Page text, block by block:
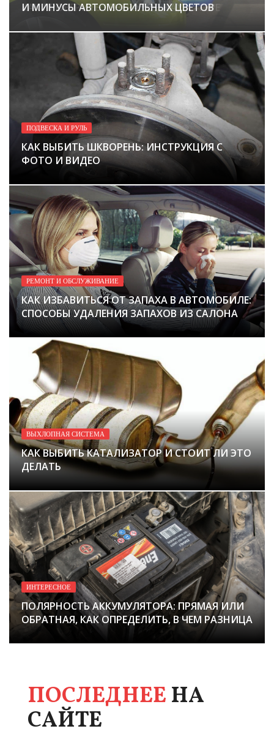
КАК ПРОВЕРИТЬ ГЕНЕРАТОР НА СКУТЕРЕ
И МИНУСЫ АВТОМОБИЛЬНЫХ ЦВЕТОВ
РЕГУЛИРОВКЕ И НАСТРОЙКЕ
ФОТО И ВИДЕО
ПОДВЕСКА И РУЛЬ
КАК ВЫБИТЬ ШКВОРЕНЬ: ИНСТРУКЦИЯ С
ФОТО И ВИДЕО
РЕМОНТ И ОБСЛУЖИВАНИЕ
КАК ИЗБАВИТЬСЯ ОТ ЗАПАХА В АВТОМОБИЛЕ:
СПОСОБЫ УДАЛЕНИЯ ЗАПАХОВ ИЗ САЛОНА
ВЫХЛОПНАЯ СИСТЕМА
КАК ВЫБИТЬ КАТАЛИЗАТОР И СТОИТ ЛИ ЭТО
ДЕЛАТЬ
ИНТЕРЕСНОЕ
ПОЛЯРНОСТЬ АККУМУЛЯТОРА: ПРЯМАЯ ИЛИ
ОБРАТНАЯ, КАК ОПРЕДЕЛИТЬ, В ЧЕМ РАЗНИЦА
ПОСЛЕДНЕЕ НА
САЙТЕ